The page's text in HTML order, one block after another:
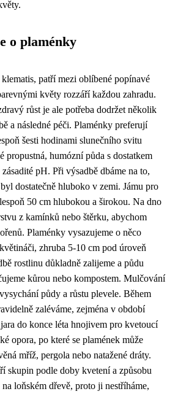
o plaménky
patří mezi oblíbené popínavé
květy rozzáří každou zahradu.
růst je ale potřeba dodržet několik
a následné péči. Plaménky preferují
šesti hodinami slunečního svitu
propustná, humózní půda s dostatkem
pH. Při výsadbě dbáme na to,
dostatečně hluboko v zemi. Jámu pro
50 cm hlubokou a širokou. Na dno
z kamínků nebo štěrku, abychom
Plaménky vysazujeme o něco
zhruba 5-10 cm pod úroveň
rostlinu důkladně zalijeme a půdu
kůrou nebo kompostem. Mulčování
půdy a růstu plevele. Během
zaléváme, zejména v období
do konce léta hnojivem pro kvetoucí
opora, po které se plamének může
mříž, pergola nebo natažené dráty.
skupin podle doby kvetení a způsobu
loňském dřevě, proto ji nestříháme,